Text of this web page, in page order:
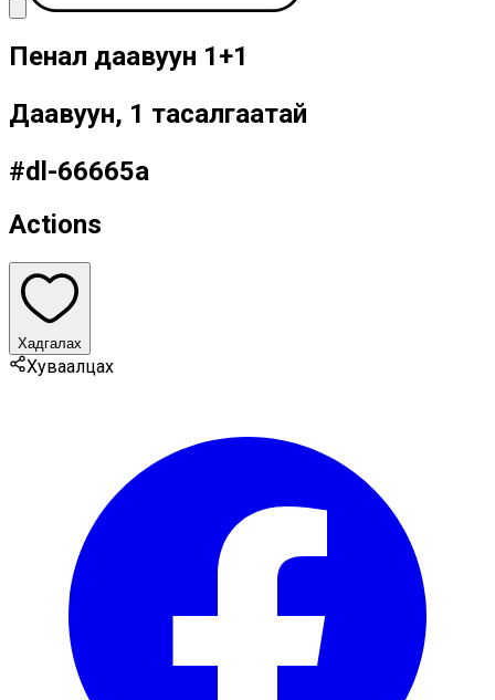
Пенал даавуун 1+1
Даавуун, 1 тасалгаатай
#dl-66665a
Actions
Хадгалах
Хуваалцах